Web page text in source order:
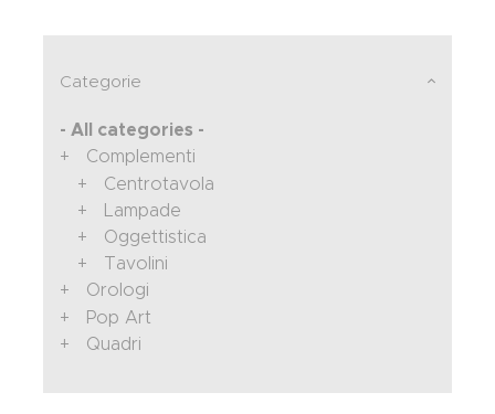
Categorie
- All categories -
Complementi
Centrotavola
Lampade
Oggettistica
Tavolini
Orologi
Pop Art
Quadri